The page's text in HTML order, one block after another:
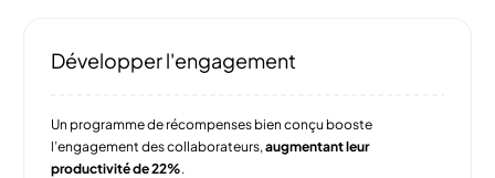
Développer l'engagement
Un programme de récompenses bien conçu booste
l’engagement des collaborateurs,augmentant leur
productivité de 22%.